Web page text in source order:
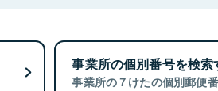
事業所の個別番号を検索
事業所の７けたの個別郵便